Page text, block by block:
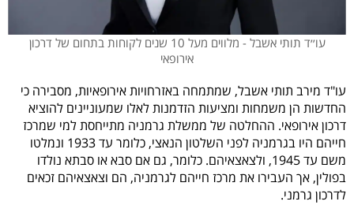
עו׳׳ד תותי אשבל - מלווים מעל 10 שנים לקוחות בתחום של דרכון
אירופאי
עו"ד מירב תותי אשבל, שמתמחה באזרחויות אירופאיות, מסבירה כי
החדשות הן משמחות ומציעות הזדמנות לאלו שמעוניינים להוציא
דרכון אירופאי. ההחלטה של ממשלת גרמניה מתייחסת למי שמרכז
חייהם היו בגרמניה לפני השלטון הנאצי, כלומר עד 1933 ונמלטו
משם עד 1945, ולצאצאיהם. כלומר, גם אם סבא או סבתא נולדו
בפולין, אך העבירו את מרכז חייהם לגרמניה, הם וצאצאיהם זכאים
לדרכון גרמני.